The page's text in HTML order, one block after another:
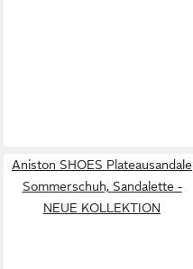
Aniston SHOES Plateausandale
Sommerschuh, Sandalette -
NEUE KOLLEKTION